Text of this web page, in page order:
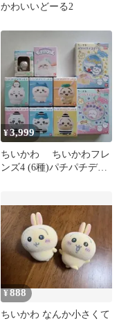
かわいいどーる2
¥3,999
ちいかわ ちいかわフレ
ンズ4 (6種)パチパチデコ
¥888
ちいかわ なんか小さくて